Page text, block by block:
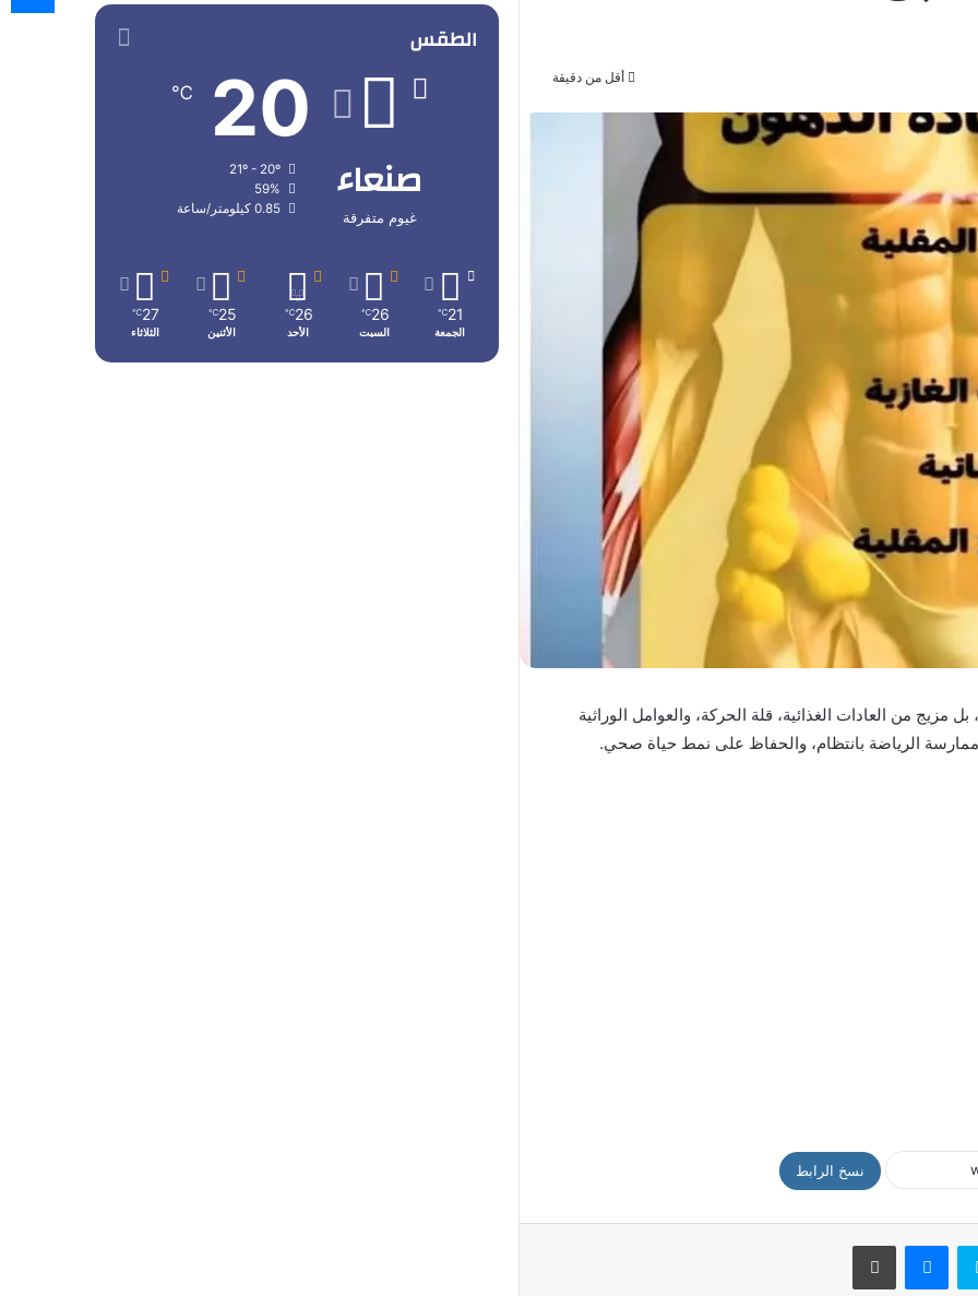
أقل من دقيقة
من العادات الغذائية، قلة الحركة، والعوامل الوراثية
وممارسة الرياضة بانتظام، والحفاظ على نمط حياة صحي.
نسخ الرابط
سكايب
الطقس
صنعاء
غيوم متفرقة
20
℃
21º - 20º
59%
0.85 كيلومتر/ساعة
21
℃
الجمعة
26
℃
السبت
26
℃
الأحد
25
℃
الأثنين
27
℃
الثلاثاء